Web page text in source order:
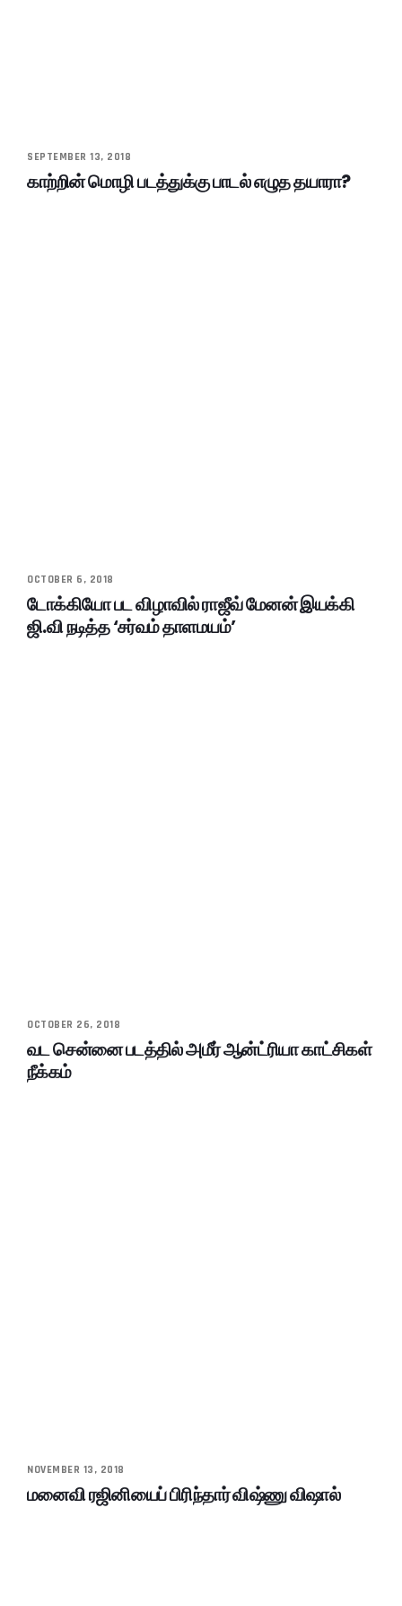
SEPTEMBER 13, 2018
காற்றின் மொழி படத்துக்கு பாடல் எழுத தயாரா?
OCTOBER 6, 2018
டோக்கியோ பட விழாவில் ராஜீவ் மேனன் இயக்கி
ஜி.வி நடித்த ‘சர்வம் தாளமயம்’
OCTOBER 26, 2018
வட சென்னை படத்தில் அமீர் ஆன்ட்ரியா காட்சிகள்
நீக்கம்
NOVEMBER 13, 2018
மனைவி ரஜினியைப் பிரிந்தார் விஷ்ணு விஷால்